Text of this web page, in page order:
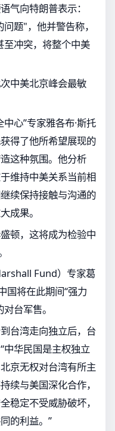
气向特朗普表示：
题"，他并警告称，
至冲突，将整个中美
中美北京峰会最敏
心”专家雅各布·斯托
得了他所希望展现的
这种氛围。他分析
维持中美关系当前相
续保持接触与沟通的
成果。
顿，这将成为检验中
Fund）专家葛
国将在此期间“强力
台军售。
台湾走向独立后，台
中华民国是主权独立
京无权对台湾有所主
续与美国深化合作，
稳定不受威胁破坏，
的利益。”